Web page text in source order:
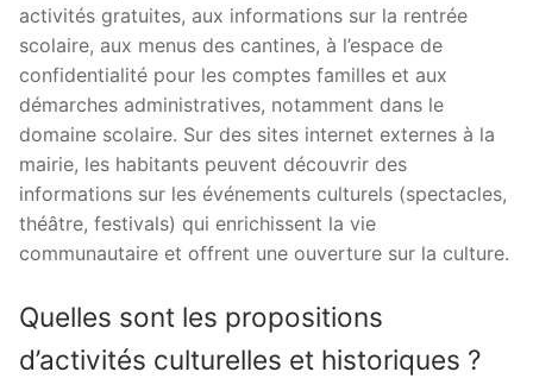
activités gratuites, aux informations sur la rentrée
scolaire, aux menus des cantines, à l’espace de
confidentialité pour les comptes familles et aux
démarches administratives, notamment dans le
domaine scolaire. Sur des sites internet externes à la
mairie, les habitants peuvent découvrir des
informations sur les événements culturels (spectacles,
théâtre, festivals) qui enrichissent la vie
communautaire et offrent une ouverture sur la culture.
Quelles sont les propositions
d’activités culturelles et historiques ?